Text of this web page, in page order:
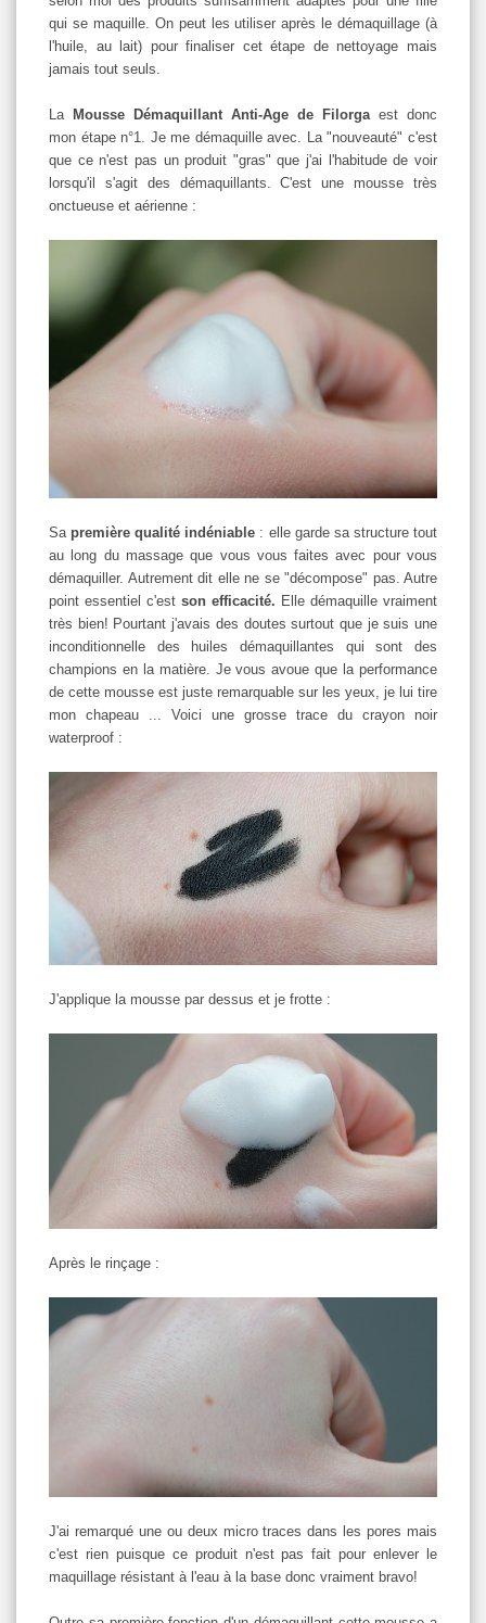
qui se maquille. On peut les utiliser après le démaquillage (à
l'huile, au lait) pour finaliser cet étape de nettoyage mais
jamais tout seuls.
La Mousse Démaquillant Anti-Age de Filorga est donc
mon étape n°1. Je me démaquille avec. La "nouveauté" c'est
que ce n'est pas un produit "gras" que j'ai l'habitude de voir
lorsqu'il s'agit des démaquillants. C'est une mousse très
onctueuse et aérienne :
Sa première qualité indéniable : elle garde sa structure tout
au long du massage que vous vous faites avec pour vous
démaquiller. Autrement dit elle ne se "décompose" pas. Autre
point essentiel c'est son efficacité. Elle démaquille vraiment
très bien! Pourtant j'avais des doutes surtout que je suis une
inconditionnelle des huiles démaquillantes qui sont des
champions en la matière. Je vous avoue que la performance
de cette mousse est juste remarquable sur les yeux, je lui tire
mon chapeau ... Voici une grosse trace du crayon noir
waterproof :
J'applique la mousse par dessus et je frotte :
Après le rinçage :
J'ai remarqué une ou deux micro traces dans les pores mais
c'est rien puisque ce produit n'est pas fait pour enlever le
maquillage résistant à l'eau à la base donc vraiment bravo!